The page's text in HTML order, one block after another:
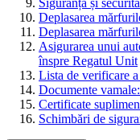
Deplasarea
Deplasarea
Asigurarea unui
înspre Regatul Unit
Lista de verificare
Documente
Certificate
Schimbări de